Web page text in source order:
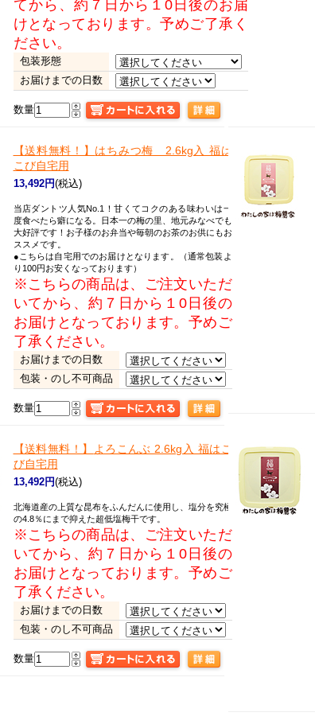
てから、約７日から１0日後のお届
けとなっております。予めご了承く
ださい。
包装形態
お届けまでの日数
数量
【送料無料！】 はちみつ梅 2.6kg入 福は
こび自宅用
13,492円(税込)
当店ダントツ人気No.1！甘くてコクのある味わいは一
度食べたら癖になる。日本一の梅の里、地元みなべでも
大好評です！お子様のお弁当や毎朝のお茶のお供にもお
ススメです。
●こちらは自宅用でのお届けとなります。（通常包装よ
り100円お安くなっております）
※こちらの商品は、ご注文いただ
いてから、約７日から１0日後の
お届けとなっております。予めご
了承ください。
お届けまでの日数
包装・のし不可商品
数量
【送料無料！】
よろこんぶ 2.6kg入 福はこ
び自宅用
13,492円(税込)
北海道産の上質な昆布をふんだんに使用し、塩分を究極
の4.8％にまで抑えた超低塩梅干です。
※こちらの商品は、ご注文いただ
いてから、約７日から１0日後の
お届けとなっております。予めご
了承ください。
お届けまでの日数
包装・のし不可商品
数量